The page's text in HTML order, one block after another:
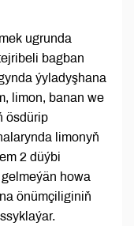
ugrunda
bagban
ýyladyşhana
limon, banan we
ösdürip
limonyň
2 düýbi
howa
önümçiliginiň